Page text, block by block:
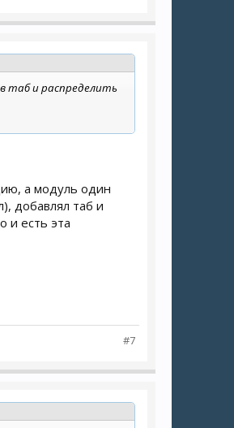
таб и распределить
а модуль один
добавлял таб и
и есть эта
#7